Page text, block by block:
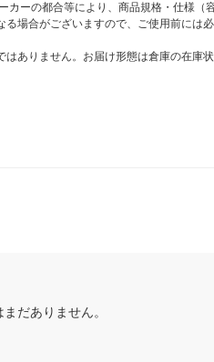
ーの都合等により、商品規格・仕様（
場合がございますので、ご使用前には
ありません。お届け形態は倉庫の在庫
だありません。